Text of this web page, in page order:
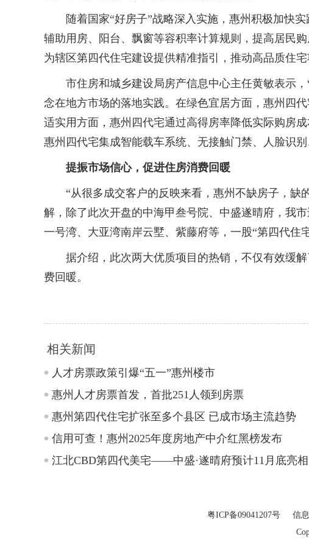
随着国家“好房子”战略深入实施，惠州积极加快实
辅助用房、阳台、飘窗等容积率计算规则，提高居民
为辖区第四代住宅建设提供精准指引，推动高品质住
市住房和城乡建设局房产信息中心主任黄敏表示，
念在地方市场的落地实践。在绿色宜居方面，惠州四
适实用方面，惠州四代宅通过高得房率降低实际购房
惠州四代宅集成智能载车系统、无接触门禁、人脸识
提振市场信心，促进住房消费回暖
“从很多成交客户的反映来看，惠州不缺房子，缺
解，除了此次开盘的中海甲叁号院、中盛遂晴府，我
一号湾、大亚湾南岸云墅、紫藤府等，一股“第四代住
据介绍，此次两大优质项目的热销，不仅有效缓解
费回暖。
相关新闻
人才房票政策引爆“五一”惠州楼市
惠州人才房票首发，首批251人领到房票
惠州第四代住宅扩张至多个县区 已成市场主流趋势
信用可查！惠州2025年度房地产中介红黑榜发布
江北CBD第四代美宅——中盛·遂晴府预计11月底亮相
粤ICP备09041207号
信